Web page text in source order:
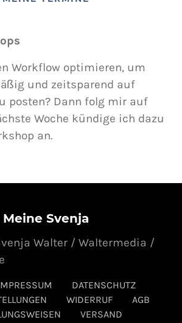
Workflow optimieren, um
und zeitsparend auf
posten? Dann folg mir auf
Woche kündige ich dazu
an.
Meine Svenja
DATENSCHUTZ
WIDERRUF
AGB
VERSAND
Walter / Waltermedia /